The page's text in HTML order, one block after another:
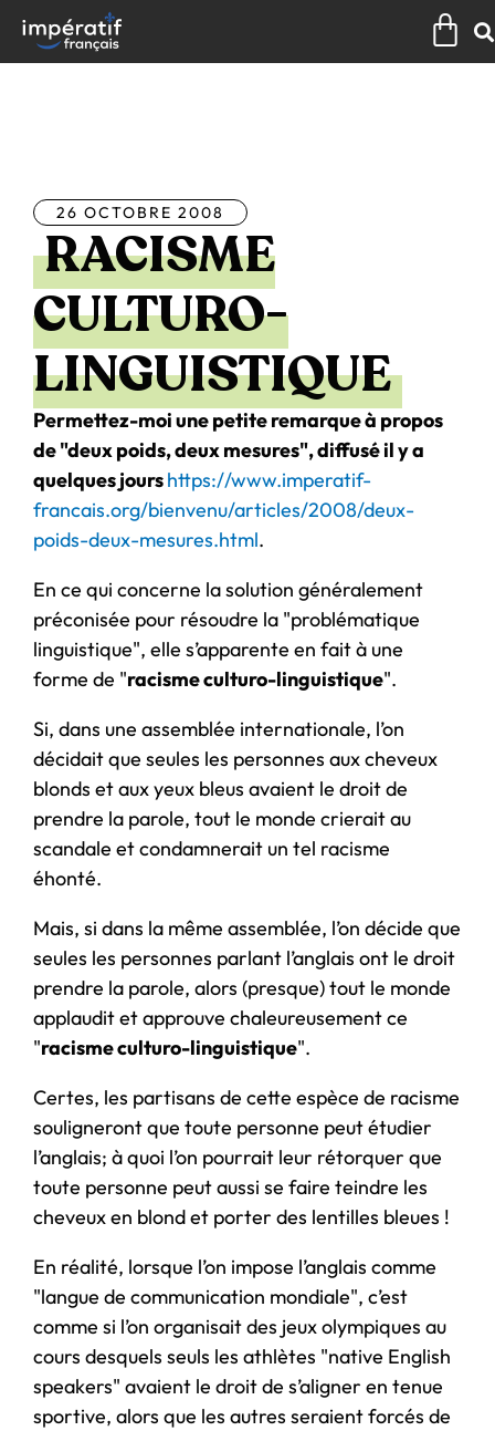
contenu
26 OCTOBRE 2008
RACISME
CULTURO-
LINGUISTIQUE
Permettez-moi une petite remarque à propos
de "deux poids, deux mesures", diffusé il y a
quelques jourshttps://www.imperatif-
francais.org/bienvenu/articles/2008/deux-
poids-deux-mesures.html.
En ce qui concerne la solution généralement
préconisée pour résoudre la "problématique
linguistique", elle s’apparente en fait à une
forme de "racisme culturo-linguistique".
Si, dans une assemblée internationale, l’on
décidait que seules les personnes aux cheveux
blonds et aux yeux bleus avaient le droit de
prendre la parole, tout le monde crierait au
scandale et condamnerait un tel racisme
éhonté.
Mais, si dans la même assemblée, l’on décide que
seules les personnes parlant l’anglais ont le droit
prendre la parole, alors (presque) tout le monde
applaudit et approuve chaleureusement ce
"racisme culturo-linguistique".
Certes, les partisans de cette espèce de racisme
souligneront que toute personne peut étudier
l’anglais; à quoi l’on pourrait leur rétorquer que
toute personne peut aussi se faire teindre les
cheveux en blond et porter des lentilles bleues !
En réalité, lorsque l’on impose l’anglais comme
"langue de communication mondiale", c’est
comme si l’on organisait des jeux olympiques au
cours desquels seuls les athlètes "native English
speakers" avaient le droit de s’aligner en tenue
sportive, alors que les autres seraient forcés de